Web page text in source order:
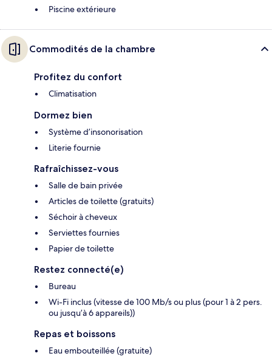
Piscine extérieure
Commodités de la chambre
Profitez du confort
Climatisation
Dormez bien
Système d’insonorisation
Literie fournie
Rafraîchissez-vous
Salle de bain privée
Articles de toilette (gratuits)
Séchoir à cheveux
Serviettes fournies
Papier de toilette
Restez connecté(e)
Bureau
Wi-Fi inclus (vitesse de 100 Mb/s ou plus (pour 1 à 2 pers.
ou jusqu’à 6 appareils))
Repas et boissons
Eau embouteillée (gratuite)